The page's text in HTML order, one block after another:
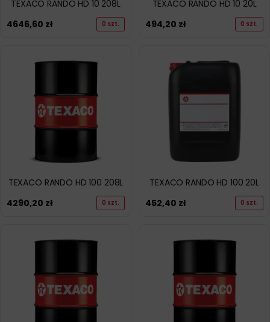
TEXACO RANDO HD 10 208L
4646,60 zł 0 szt.
TEXACO RANDO HD 10 20L
494,20 zł 0 szt.
TEXACO RANDO HD 100 208L
4290,20 zł 0 szt.
TEXACO RANDO HD 100 20L
452,40 zł 0 szt.